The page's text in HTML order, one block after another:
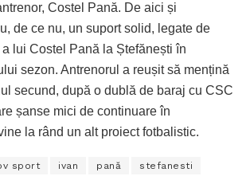
Costel Pană. De aici și
de ce nu, un suport solid, legate de
lui Costel Pană la Ștefănești în
sezon. Antrenorul a reușit să mențină
secund, după o dublă de baraj cu CSC
șanse mici de continuare în
la rând un alt proiect fotbalistic.
sport ivan pană stefanesti